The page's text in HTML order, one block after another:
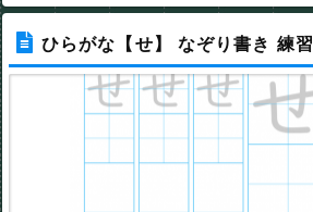
ひらがな【せ】 なぞり書き 練習